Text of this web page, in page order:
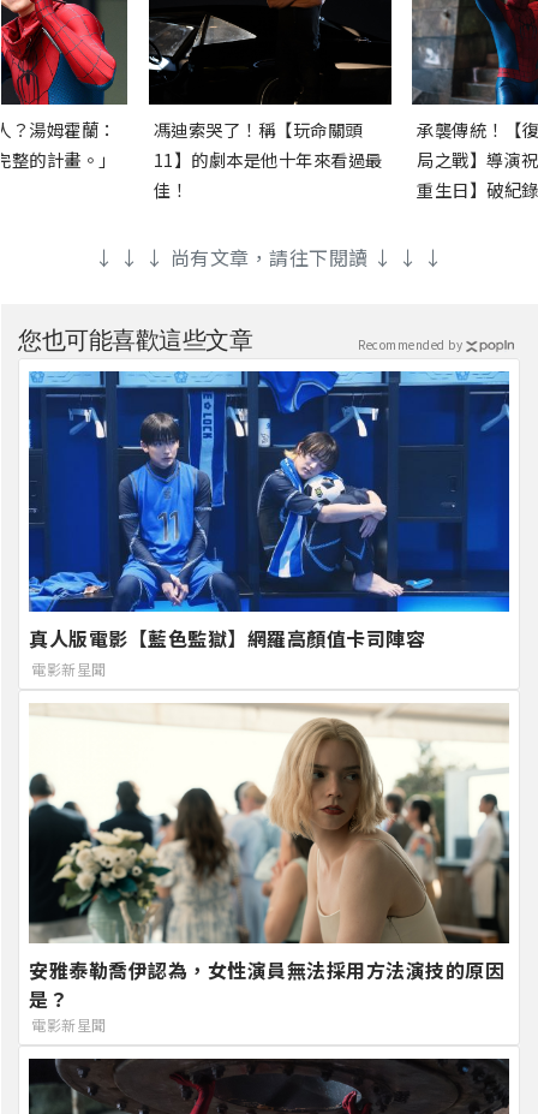
？湯姆霍蘭：
的計畫。」
馮迪索哭了！稱【玩命關頭
11】的劇本是他十年來看過最
佳！
承襲傳統！【
局之戰】導演
重生日】破紀
↓ ↓ ↓ 尚有文章，請往下閱讀 ↓ ↓ ↓
您也可能喜歡這些文章
真人版電影【藍色監獄】網羅高顏值卡司陣容
電影新星聞
安雅泰勒喬伊認為，女性演員無法採用方法演技的原因
是？
電影新星聞
Recommended by